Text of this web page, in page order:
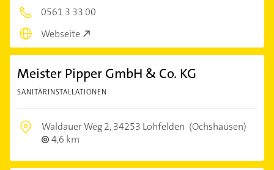
0561 3 33 00
Webseite
Meister Pipper GmbH & Co. KG
SANITÄRINSTALLATIONEN
Waldauer Weg 2,34253 Lohfelden (Ochshausen)
4,6 km